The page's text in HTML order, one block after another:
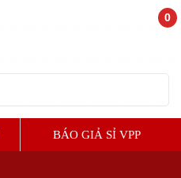
BÁO GIẢ SỈ VPP
0